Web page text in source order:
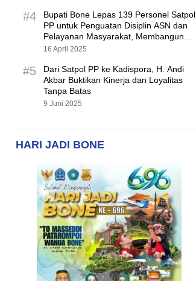
#4
Bupati Bone Lepas 139 Personel Satpol
PP untuk Penguatan Disiplin ASN dan
Pelayanan Masyarakat, Membangun
Pemerintahan yang Tertib dan Melayani
16 April 2025
#5
Dari Satpol PP ke Kadispora, H. Andi
Akbar Buktikan Kinerja dan Loyalitas
Tanpa Batas
9 Juni 2025
HARI JADI BONE